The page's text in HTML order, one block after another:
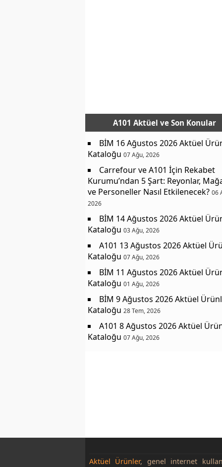
A101 Aktüel ve Son Konular
BİM 16 Ağustos 2026 Aktüel
Kataloğu 07 Ağu, 2026
Carrefour ve A101 İçin Rekabet
Kurumu’ndan 5 Şart: Reyonlar,
ve Personeller Nasıl Etkilenecek? 06
2026
BİM 14 Ağustos 2026 Aktüel
Kataloğu 03 Ağu, 2026
A101 13 Ağustos 2026 Aktüel
Kataloğu 07 Ağu, 2026
BİM 11 Ağustos 2026 Aktüel
Kataloğu 01 Ağu, 2026
BİM 9 Ağustos 2026 Aktüel
Kataloğu 28 Tem, 2026
A101 8 Ağustos 2026 Aktüel
Kataloğu 07 Ağu, 2026
Aktüel Ürünler, genel internet